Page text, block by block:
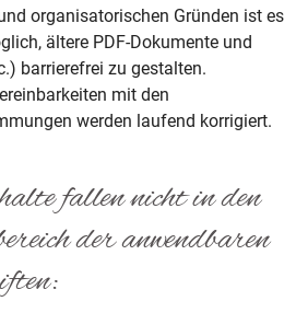
organisatorischen Gründen ist es
ältere PDF-Dokumente und
barrierefrei zu gestalten.
mit den
werden laufend korrigiert.
fallen nicht in den
der anwendbaren